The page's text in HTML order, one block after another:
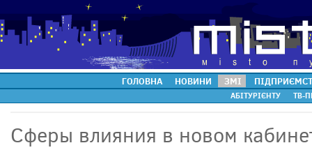
ГОЛОВНА НОВИНИ ЗМІ
АБІТУРІЄНТУ ТВ-
Сферы влияния в новом